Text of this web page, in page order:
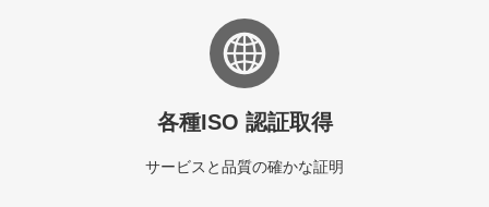
各種ISO 認証取得
サービスと品質の確かな証明